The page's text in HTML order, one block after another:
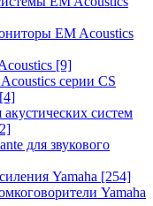
EM Acoustics
[9]
серии CS
[4]
систем
для звукового
Yamaha [254]
Yamaha